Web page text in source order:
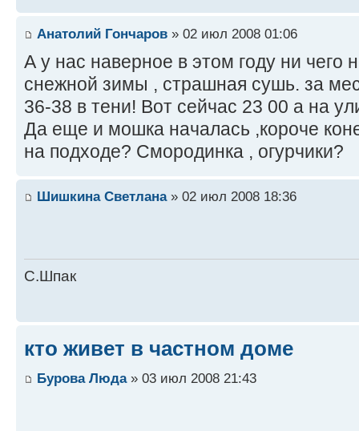
Анатолий Гончаров » 02 июл 2008 01:06
А у нас наверное в этом году ни чего
снежной зимы , страшная сушь. за
36-38 в тени! Вот сейчас 23 00 а на
Да еще и мошка началась ,короче
на подходе? Смородинка , огурчики?
Шишкина Светлана» 02 июл 2008 18:36
С.Шпак
кто живет в частном доме
Бурова Люда» 03 июл 2008 21:43